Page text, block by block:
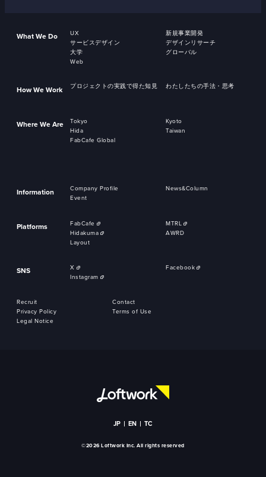
What We Do UX
新規事業開発
サービスデザイン
デザインリサーチ
大学
グローバル
Web
How We Work プロジェクトの実践で得た知見 わたしたちの手法・思考
Where We Are Tokyo
Kyoto
Hida
Taiwan
FabCafe Global
Information Company Profile
News&Column
Event
Platforms FabCafe
MTRL
Hidakuma
AWRD
Layout
SNS X
Facebook
Instagram
Recruit
Contact
Privacy Policy
Terms of Use
Legal Notice
JP EN TC
©2026 Loftwork Inc. All rights reserved